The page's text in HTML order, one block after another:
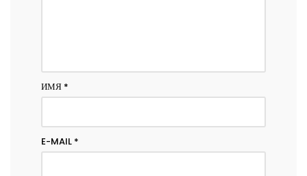
ИМЯ *
E-MAIL *